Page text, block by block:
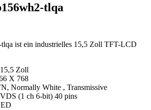
tlqa
ist ein industrielles 15,5 Zoll TFT-LCD
Zoll
X 768
Normally White , Transmissive
(1 ch 6-bit) 40 pins